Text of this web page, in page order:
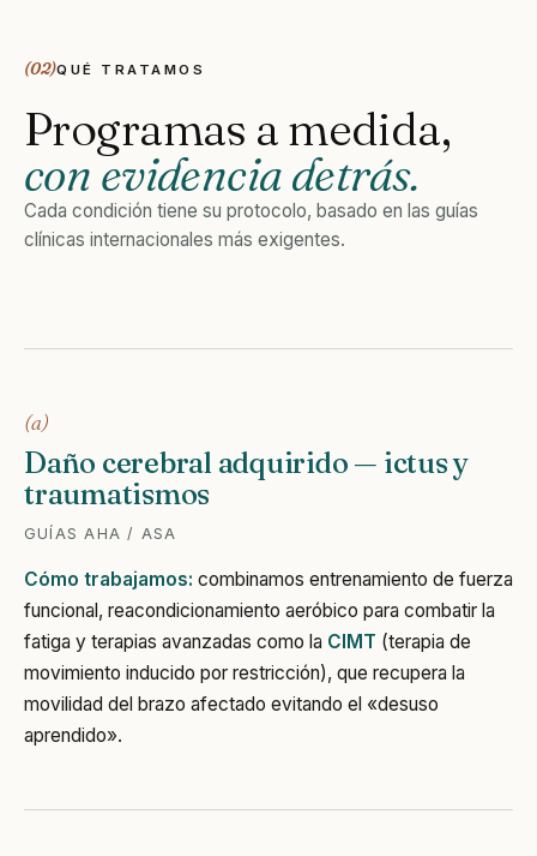
(02)QUÉ TRATAMOS
Programas a medida,
con evidencia detrás.
Cada condición tiene su protocolo, basado en las guías
clínicas internacionales más exigentes.
(a)
Daño cerebral adquirido — ictus y
traumatismos
GUÍAS AHA / ASA
Cómo trabajamos: combinamos entrenamiento de fuerza
funcional, reacondicionamiento aeróbico para combatir la
fatiga y terapias avanzadas como la CIMT (terapia de
movimiento inducido por restricción), que recupera la
movilidad del brazo afectado evitando el «desuso
aprendido».